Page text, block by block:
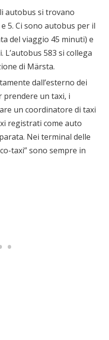
autobus si trovano
5. Ci sono autobus per il
del viaggio 45 minuti) e
583 si collega
di Märsta.
dall’esterno dei
prendere un taxi, i
un coordinatore di taxi
registrati come auto
Nei terminal delle
taxi” sono sempre in